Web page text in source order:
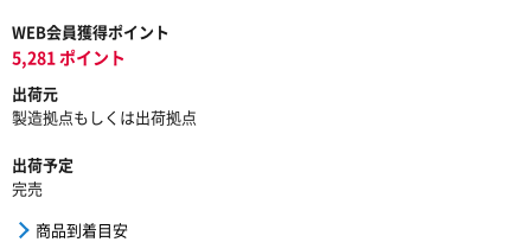
WEB会員獲得ポイント
5,281 ポイント
出荷元
製造拠点もしくは出荷拠点
出荷予定
完売
商品到着目安